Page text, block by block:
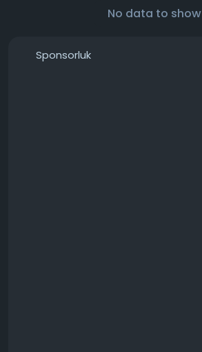
No data to show
Sponsorluk